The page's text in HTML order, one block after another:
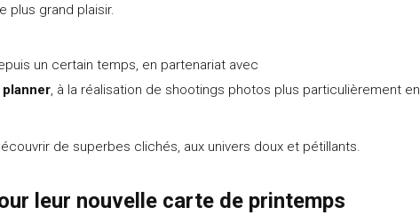
plus grand plaisir.
un certain temps, en partenariat avec
, à la réalisation de shootings photos plus particulièrement en
de superbes clichés, aux univers doux et pétillants.
leur nouvelle carte de printemps